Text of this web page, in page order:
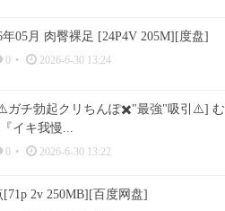
年05月 肉臀裸足 [24P4V 205M][度盘]
0 • 2026-6-30 13:24
ガチ勃起クリちんぽ✖️"最強"吸引⚠️] む
イキ我慢...
0 • 2026-6-30 13:22
2v 250MB][百度网盘]